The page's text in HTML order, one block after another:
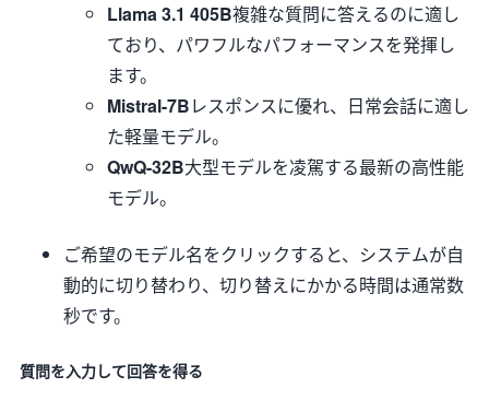
Llama 3.1 405B複雑な質問に答えるのに適し
ており、パワフルなパフォーマンスを発揮し
ます。
Mistral-7Bレスポンスに優れ、日常会話に適し
た軽量モデル。
QwQ-32B大型モデルを凌駕する最新の高性能
モデル。
ご希望のモデル名をクリックすると、システムが自
動的に切り替わり、切り替えにかかる時間は通常数
秒です。
質問を入力して回答を得る